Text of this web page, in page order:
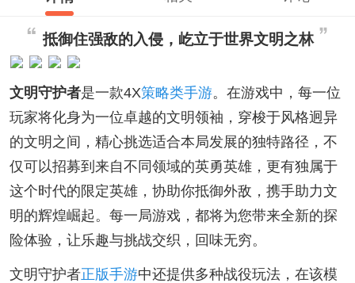
抵御住强敌的入侵，屹立于世界文明之林
文明守护者是一款4X策略类手游。在游戏中，每一位
玩家将化身为一位卓越的文明领袖，穿梭于风格迥异
的文明之间，精心挑选适合本局发展的独特路径，不
仅可以招募到来自不同领域的英勇英雄，更有独属于
这个时代的限定英雄，协助你抵御外敌，携手助力文
明的辉煌崛起。每一局游戏，都将为您带来全新的探
险体验，让乐趣与挑战交织，回味无穷。
文明守护者正版手游中还提供多种战役玩法，在该模